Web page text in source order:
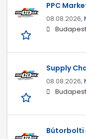
PPC
08.08.2026,
Budapest
Supply
08.08.2026,
Budapest
Bútorbolti